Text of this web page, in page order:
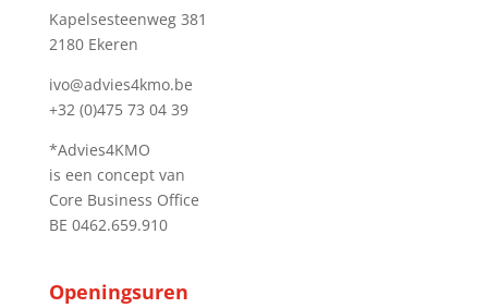
Kapelsesteenweg 381
2180 Ekeren
ivo@advies4kmo.be
+32 (0)475 73 04 39
*Advies4KMO
is een concept van
Core Business Office
BE 0462.659.910
Openingsuren